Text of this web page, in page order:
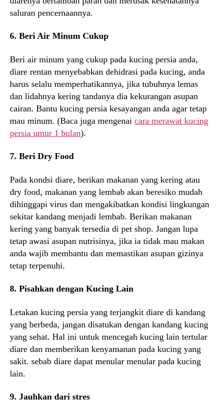
saluran pencernaannya.
6. Beri Air Minum Cukup
Beri air minum yang cukup pada kucing persia anda,
diare rentan menyebabkan dehidrasi pada kucing, anda
harus selalu memperhatikannya, jika tubuhnya lemas
dan lidahnya kering tandanya dia kekurangan asupan
cairan. Bantu kucing persia kesayangan anda agar tetap
mau minum. (Baca juga mengenai cara merawat kucing
persia umur 1 bulan).
7. Beri Dry Food
Pada kondsi diare, berikan makanan yang kering atau
dry food, makanan yang lembab akan beresiko mudah
dihinggapi virus dan mengakibatkan kondisi lingkungan
sekitar kandang menjadi lembab. Berikan makanan
kering yang banyak tersedia di pet shop. Jangan lupa
tetap awasi asupan nutrisinya, jika ia tidak mau makan
anda wajib membantu dan memastikan asupan gizinya
tetap terpenuhi.
8. Pisahkan dengan Kucing Lain
Letakan kucing persia yang terjangkit diare di kandang
yang berbeda, jangan disatukan dengan kandang kucing
yang sehat. Hal ini untuk mencegah kucing lain tertular
diare dan memberikan kenyamanan pada kucing yang
sakit. sebab diare dapat menular menular pada kucing
lain.
9. Jauhkan dari stres